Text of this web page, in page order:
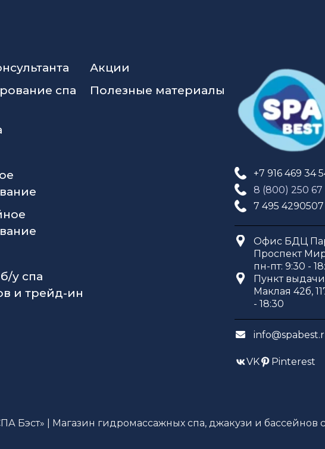
спа
у спа
и трейд-ин
Акции
Полезные материалы
+7 916 469 34
8 (800) 250
7 495 4290507
Офис БДЦ
Проспект
пн-пт: 9:30 -
Пункт
Маклая 42б,
- 18:30
VK Pinterest
Бэст» | Магазин гидромассажных спа, джакузи и